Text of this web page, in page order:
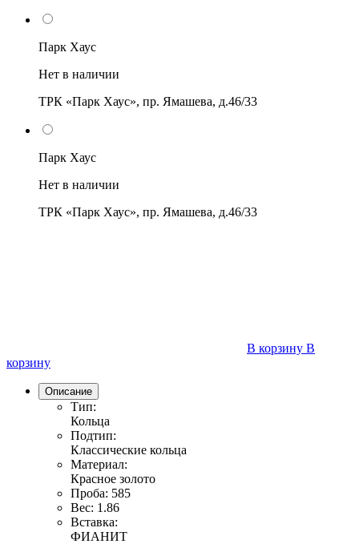
Парк Хаус
Нет в наличии
ТРК «Парк Хаус», пр. Ямашева, д.46/33
Парк Хаус
Нет в наличии
ТРК «Парк Хаус», пр. Ямашева, д.46/33
В корзину В
корзину
Описание
Тип:
Кольца
Подтип:
Классические кольца
Материал:
Красное золото
Проба: 585
Вес: 1.86
Вставка:
ФИАНИТ